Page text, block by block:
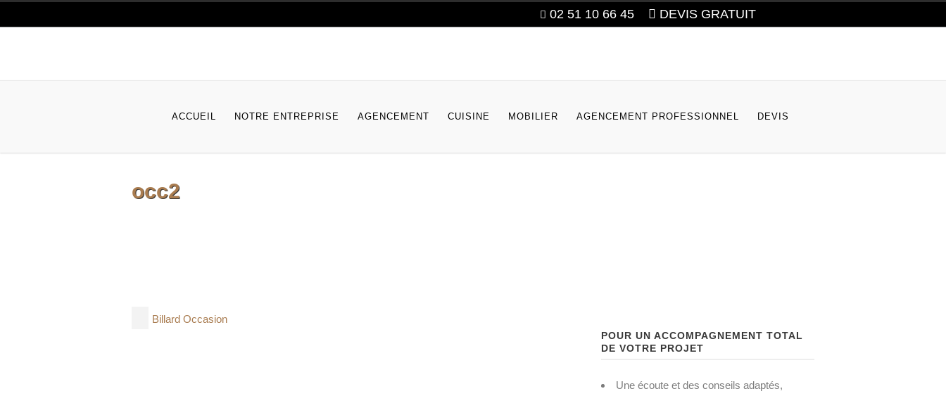
02 51 10 66 45 DEVIS GRATUIT
ACCUEIL NOTRE ENTREPRISE AGENCEMENT CUISINE MOBILIER AGENCEMENT PROFESSIONNEL DEVIS
occ2
Billard Occasion
POUR UN ACCOMPAGNEMENT TOTAL
DE VOTRE PROJET
Une écoute et des conseils adaptés,